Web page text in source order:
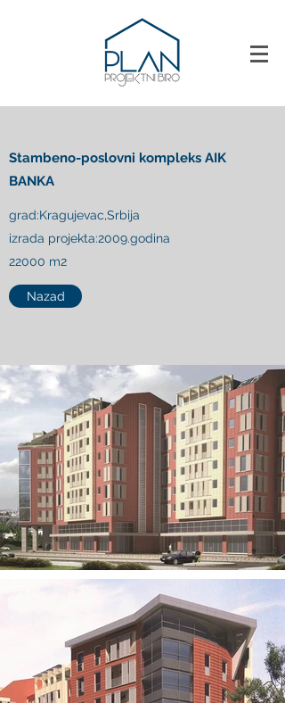
Stambeno-poslovni kompleks AIK
BANKA
grad:Kragujevac,Srbija
izrada projekta:2009.godina
22000 m2
Nazad